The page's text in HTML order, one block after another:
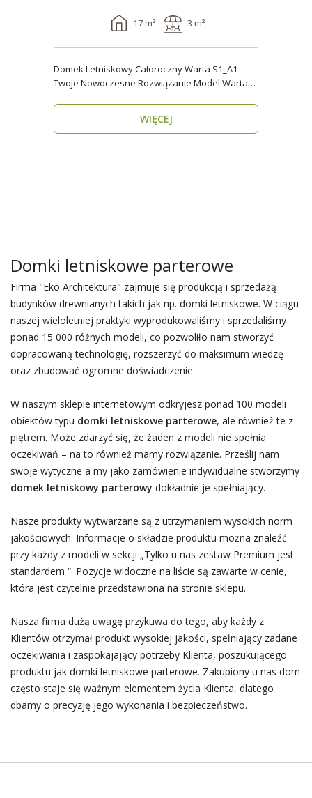
17 m² 3 m²
Domek Letniskowy Całoroczny Warta S1_A1 –
Twoje Nowoczesne Rozwiązanie Model Warta
WIĘCEJ
Domki letniskowe parterowe
Firma "Eko Architektura" zajmuje się produkcją i sprzedażą
budynków drewnianych takich jak np. domki letniskowe. W ciągu
naszej wieloletniej praktyki wyprodukowaliśmy i sprzedaliśmy
ponad 15 000 różnych modeli, co pozwoliło nam stworzyć
dopracowaną technologię, rozszerzyć do maksimum wiedzę
oraz zbudować ogromne doświadczenie.
W naszym sklepie internetowym odkryjesz ponad 100 modeli
obiektów typu domki letniskowe parterowe, ale również te z
piętrem. Może zdarzyć się, że żaden z modeli nie spełnia
oczekiwań – na to również mamy rozwiązanie. Prześlij nam
swoje wytyczne a my jako zamówienie indywidualne stworzymy
domek letniskowy parterowy dokładnie je spełniający.
Nasze produkty wytwarzane są z utrzymaniem wysokich norm
jakościowych. Informacje o składzie produktu można znaleźć
przy każdy z modeli w sekcji „Tylko u nas zestaw Premium jest
standardem “. Pozycje widoczne na liście są zawarte w cenie,
która jest czytelnie przedstawiona na stronie sklepu.
Nasza firma dużą uwagę przykuwa do tego, aby każdy z
Klientów otrzymał produkt wysokiej jakości, spełniający zadane
oczekiwania i zaspokajający potrzeby Klienta, poszukującego
produktu jak domki letniskowe parterowe. Zakupiony u nas dom
często staje się ważnym elementem życia Klienta, dlatego
dbamy o precyzję jego wykonania i bezpieczeństwo.